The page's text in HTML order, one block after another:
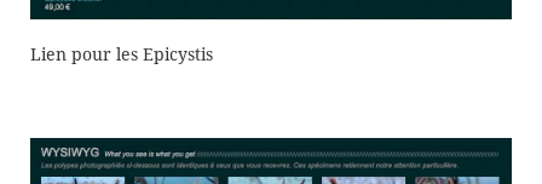
Lien pour les Epicystis